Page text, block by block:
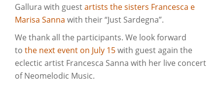
Gallura with guestartists the sisters Francesca e
Marisa Sanna with their “Just Sardegna”.
We thank all the participants. We look forward
to the next event on July 15with guest again the
eclectic artist Francesca Sanna with her live concert
of Neomelodic Music.